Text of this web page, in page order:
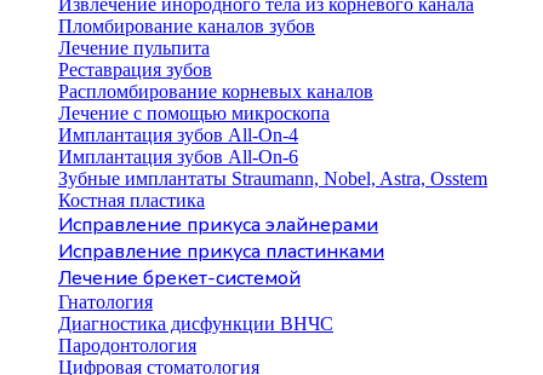
Пломбирование каналов зубов
Лечение пульпита
Реставрация зубов
Распломбирование корневых каналов
Лечение с помощью микроскопа
Имплантация зубов All-On-4
Имплантация зубов All-On-6
Зубные имплантаты Straumann, Nobel, Astra, Osstem
Костная пластика
Исправление прикуса элайнерами
Исправление прикуса пластинками
Лечение брекет-системой
Гнатология
Диагностика дисфункции ВНЧС
Пародонтология
Цифровая стоматология